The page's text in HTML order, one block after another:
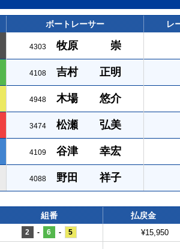
ボートレーサー レ
4303 牧原 崇
4108 吉村 正明
4948 木場 悠介
3474 松瀬 弘美
4109 谷津 幸宏
4088 野田 祥子
組番 払戻金
2 - 6 - 5 ¥15,950